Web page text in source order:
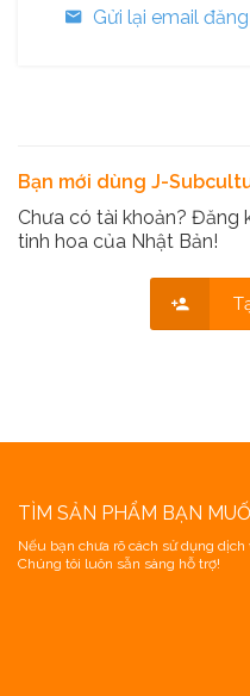
Gửi lại email
Bạn mới dùng J-
Chưa có tài khoản? Đăng
tinh hoa của Nhật Bản!
TÌM SẢN PHẨM BẠN
Nếu bạn chưa rõ cách sử dụng
Chúng tôi luôn sẵn sàng hỗ trợ!